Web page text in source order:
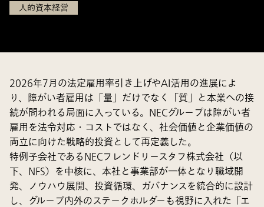
人的資本経営
2026年7月の法定雇用率引き上げやAI活用の進展によ
り、障がい者雇用は「量」だけでなく「質」と本業への接
続が問われる局面に入っている。NECグループは障がい者
雇用を法令対応・コストではなく、社会価値と企業価値の
両立に向けた戦略的投資として再定義した。
特例子会社であるNECフレンドリースタフ株式会社（以
下、NFS）を中核に、本社と事業部が一体となり職域開
発、ノウハウ展開、投資循環、ガバナンスを統合的に設計
し、グループ内外のステークホルダーも視野に入れた「エ